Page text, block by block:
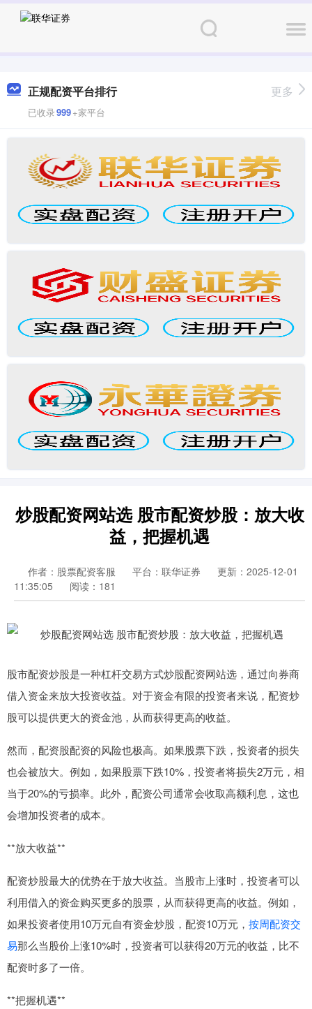
正规配资平台排行
已收录999+家平台
更多
炒股配资网站选 股市配资炒股：放大收
益，把握机遇
作者：股票配资客服 平台：联华证券
更新：2025-12-01
11:35:05
阅读：181
股市配资炒股是一种杠杆交易方式炒股配资网站选，通过向券商
借入资金来放大投资收益。对于资金有限的投资者来说，配资炒
股可以提供更大的资金池，从而获得更高的收益。
然而，配资股配资的风险也极高。如果股票下跌，投资者的损失
也会被放大。例如，如果股票下跌10%，投资者将损失2万元，相
当于20%的亏损率。此外，配资公司通常会收取高额利息，这也
会增加投资者的成本。
**放大收益**
配资炒股最大的优势在于放大收益。当股市上涨时，投资者可以
利用借入的资金购买更多的股票，从而获得更高的收益。例如，
如果投资者使用10万元自有资金炒股，配资10万元， 按周配资交
易那么当股价上涨10%时，投资者可以获得20万元的收益，比不
配资时多了一倍。
**把握机遇**